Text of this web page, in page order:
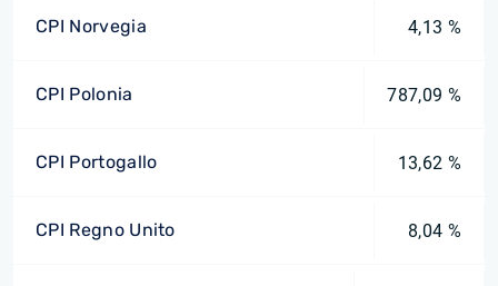
CPI Norvegia 4,13 %
CPI Polonia 787,09 %
CPI Portogallo 13,62 %
CPI Regno Unito 8,04 %